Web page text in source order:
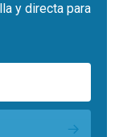
y directa para